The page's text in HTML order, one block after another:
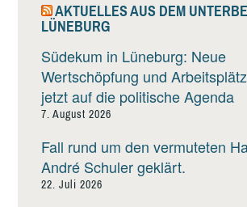
AKTUELLES AUS DEM
LÜNEBURG
Südekum in Lüneburg: Neue
Wertschöpfung und
jetzt auf die politische Agenda
7. August 2026
Fall rund um den vermuteten
André Schuler geklärt.
22. Juli 2026